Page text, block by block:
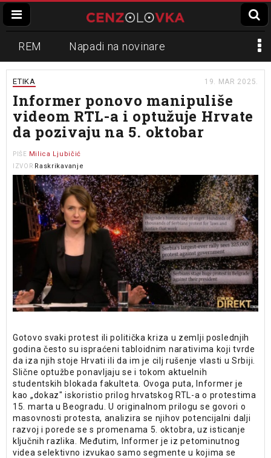
REM Napadi na novinare
Zvučni top
Propaganda Lokalni mediji
Informer Slavko Ćuruvija
ETIKA 19. MAR 2025.
Informer ponovo manipuliše
videom RTL-a i optužuje Hrvate
da pozivaju na 5. oktobar
PIŠE Milica Ljubičić
IZVOR Raskrikavanje
Gotovo svaki protest ili politička kriza u zemlji poslednjih
godina često su ispraćeni tabloidnim narativima koji tvrde
da iza njih stoje Hrvati ili da im je cilj rušenje vlasti u Srbiji.
Slične optužbe ponavljaju se i tokom aktuelnih
studentskih blokada fakulteta. Ovoga puta, Informer je
kao „dokaz" iskoristio prilog hrvatskog RTL-a o protestima
15. marta u Beogradu. U originalnom prilogu se govori o
masovnosti protesta, analizira se njihov potencijalni dalji
razvoj i porede se s promenama 5. oktobra, uz isticanje
ključnih razlika. Međutim, Informer je iz petominutnog
videa selektivno izvukao samo segmente u kojima se